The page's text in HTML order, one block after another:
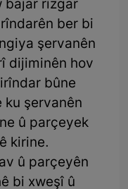
bajar rizgar
ber bi
şervanên
dijiminên hov
bûne
ku şervanên
û parçeyek
kirine.
û parçeyên
bi xweşî û